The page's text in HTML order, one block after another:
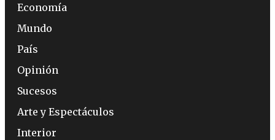
Economía
Mundo
País
Opinión
Sucesos
Arte y Espectáculos
Interior